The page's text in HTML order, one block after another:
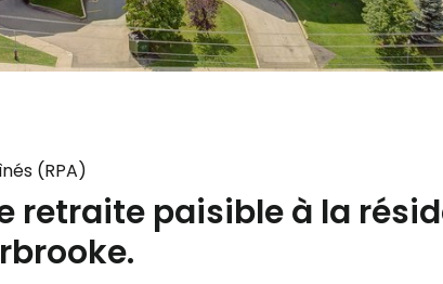
(RPA)
retraite paisible à la